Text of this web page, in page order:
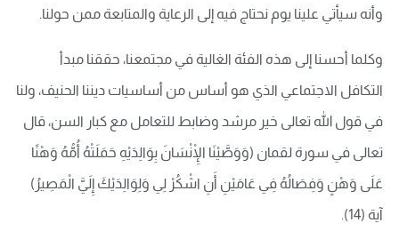
وأنه سيأتي علينا يوم نحتاج فيه إلى الرعاية والمتابعة ممن حولنا.
وكلما أحسنا إلى هذه الفئة الغالية في مجتمعنا، حققنا مبدأ
التكافل الاجتماعي الذي هو أساس من أساسيات ديننا الحنيف، ولنا
في قول الله تعالى خير مرشد وضابط للتعامل مع كبار السن، قال
تعالى في سورة لقمان (وَوَصَّيْنَا الْإِنْسَانَ بِوَالِدَيْهِ حَمَلَتْهُ أُمُّهُ وَهْنًا
عَلَى وَهْنٍ وَفِصَالُهُ فِي عَامَيْنِ أَنِ اشْكُرْ لِي وَلِوَالِدَيْكَ إِلَيَّ الْمَصِيرُ)
آية (14).